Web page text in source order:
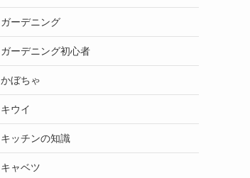
ガーデニング
ガーデニング初心者
かぼちゃ
キウイ
キッチンの知識
キャベツ